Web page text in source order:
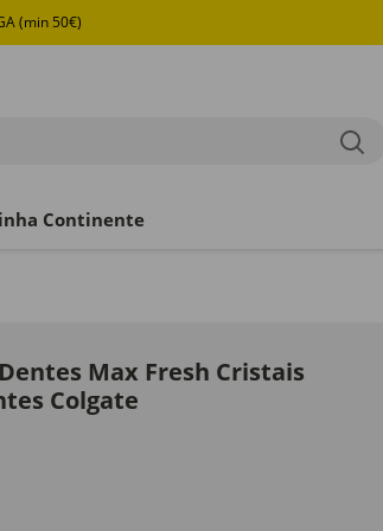
(min 50€)
Continente
Max Fresh Cristais
Colgate